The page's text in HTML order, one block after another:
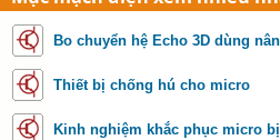
Bo chuyển hệ Echo 3D dùng
Thiết bị chống hú cho micro
Kinh nghiệm khắc phục micro